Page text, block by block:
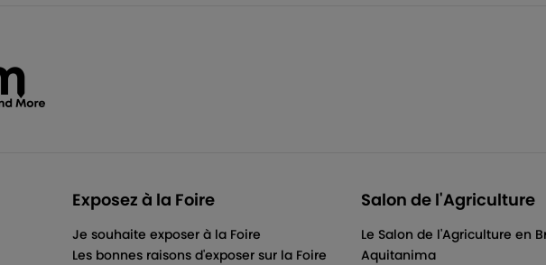
Exposez à la Foire
Je souhaite exposer à la Foire
Les bonnes raisons d'exposer sur la Foire
Salon de l'Agriculture
Le Salon de l'Agriculture en
Aquitanima